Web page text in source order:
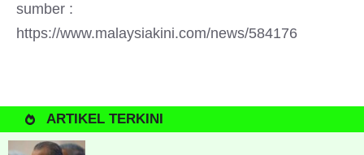
sumber :
https://www.malaysiakini.com/news/584176
ARTIKEL TERKINI